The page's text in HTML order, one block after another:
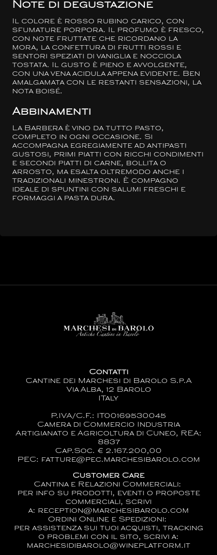
Note di degustazione
Il colore è rosso rubino carico, con
sfumature porpora. Il profumo è fresco,
con note fruttate che ricordano la
mora, la confettura di frutti rossi e
sentori speziati di vaniglia e nocciola
tostata. Il gusto è pieno e avvolgente,
con una vena acidula appena evidente. Ben
amalgamata con le restanti sensazioni, la
nota boisé.
Abbinamenti
La Barbera è vino da tutto pasto,
completo in ogni occasione. Si
accompagna egregiamente ad antipasti
gustosi, primi piatti con ricchi condimenti
e secondi piatti di carne, bollita o
arrosto, ma esalta oltremodo anche i
tradizionali minestroni. È compagno
ideale di spuntini con salumi freschi e
formaggi a pasta dura.
Contatti
Cantine dei Marchesi di Barolo S.p.A
Via Alba, 12 Barolo
ITaly
P.IVA/C.F.: IT00169530045
Camera di Commercio Industria
Artigianato e Agricoltura di Cuneo, REA:
8837
Cap.Soc. € 2.167.200,00
PEC: fatture@pec.marchesibarolo.com
Customer Care
Cantina e Relazioni Commerciali:
per info su prodotti, eventi o proposte
commerciali, scrivi
a: reception@marchesibarolo.com
Ordini Online e Spedizioni:
per assistenza sui tuoi acquisti, tracking
o problemi con il sito, scrivi a:
marchesidibarolo@wineplatform.it